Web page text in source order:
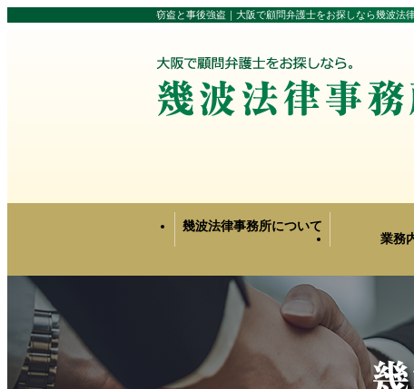
窃盗と事後強盗｜大阪で顧問弁護士をお探しなら幾波法
幾波法律事務所について
業務